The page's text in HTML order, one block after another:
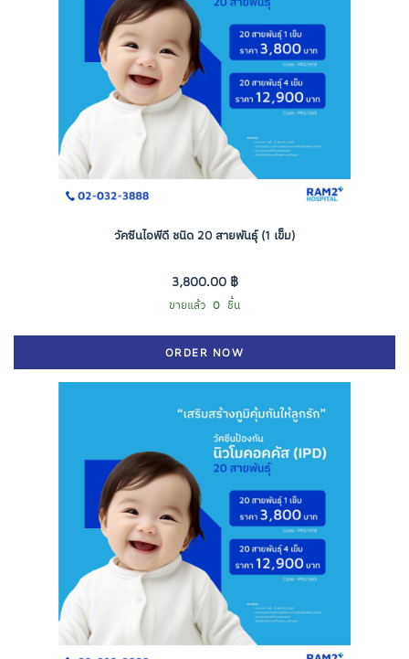
วัคซีนไอพีดี ชนิด 20 สายพันธุ์ (1 เข็ม)
3,800.00 ฿
ขายแล้ว 0 ชิ้น
ORDER NOW